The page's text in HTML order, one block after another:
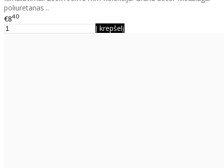
poliuretanas ..
€840
Į krepšelį